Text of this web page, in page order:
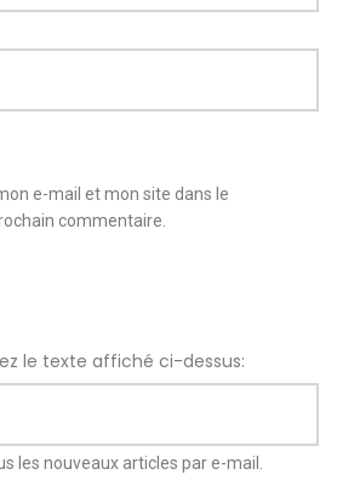
e-mail et mon site dans le
commentaire.
le texte affiché ci-dessus:
les nouveaux articles par e-mail.